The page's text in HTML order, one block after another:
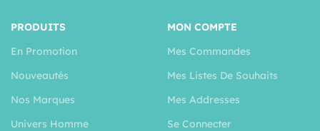
PRODUITS
En Promotion
Nouveautés
Nos Marques
Univers Homme
MON COMPTE
Mes Commandes
Mes Listes De Souhaits
Mes Addresses
Se Connecter